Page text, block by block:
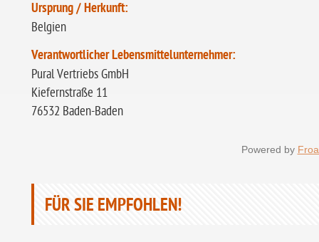
Ursprung / Herkunft:
Belgien
Verantwortlicher Lebensmittelunternehmer:
Pural Vertriebs GmbH
Kiefernstraße 11
76532 Baden-Baden
Powered by
FÜR SIE EMPFOHLEN!